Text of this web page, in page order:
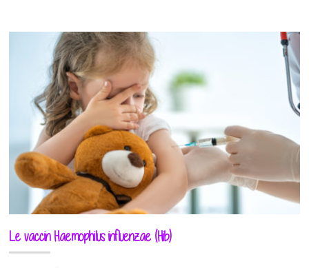
Le vaccin Haemophilus influenzae (Hib)